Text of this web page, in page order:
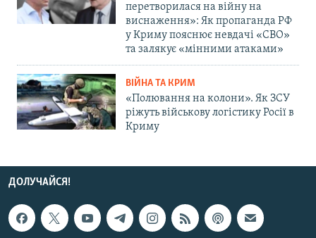
перетворилася на війну на
виснаження»: Як пропаганда РФ
у Криму пояснює невдачі «СВО»
та залякує «мінними атаками»
ВІЙНА ТА КРИМ
«Полювання на колони». Як ЗСУ
ріжуть військову логістику Росії в
Криму
ДОЛУЧАЙСЯ!